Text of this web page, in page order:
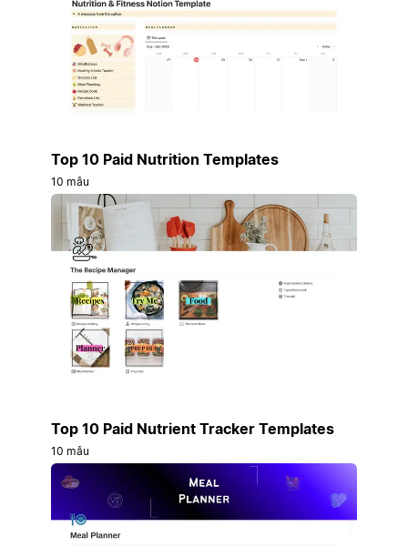
Top 10 Paid Nutrition Templates
10 mẫu
Top 10 Paid Nutrient Tracker Templates
10 mẫu